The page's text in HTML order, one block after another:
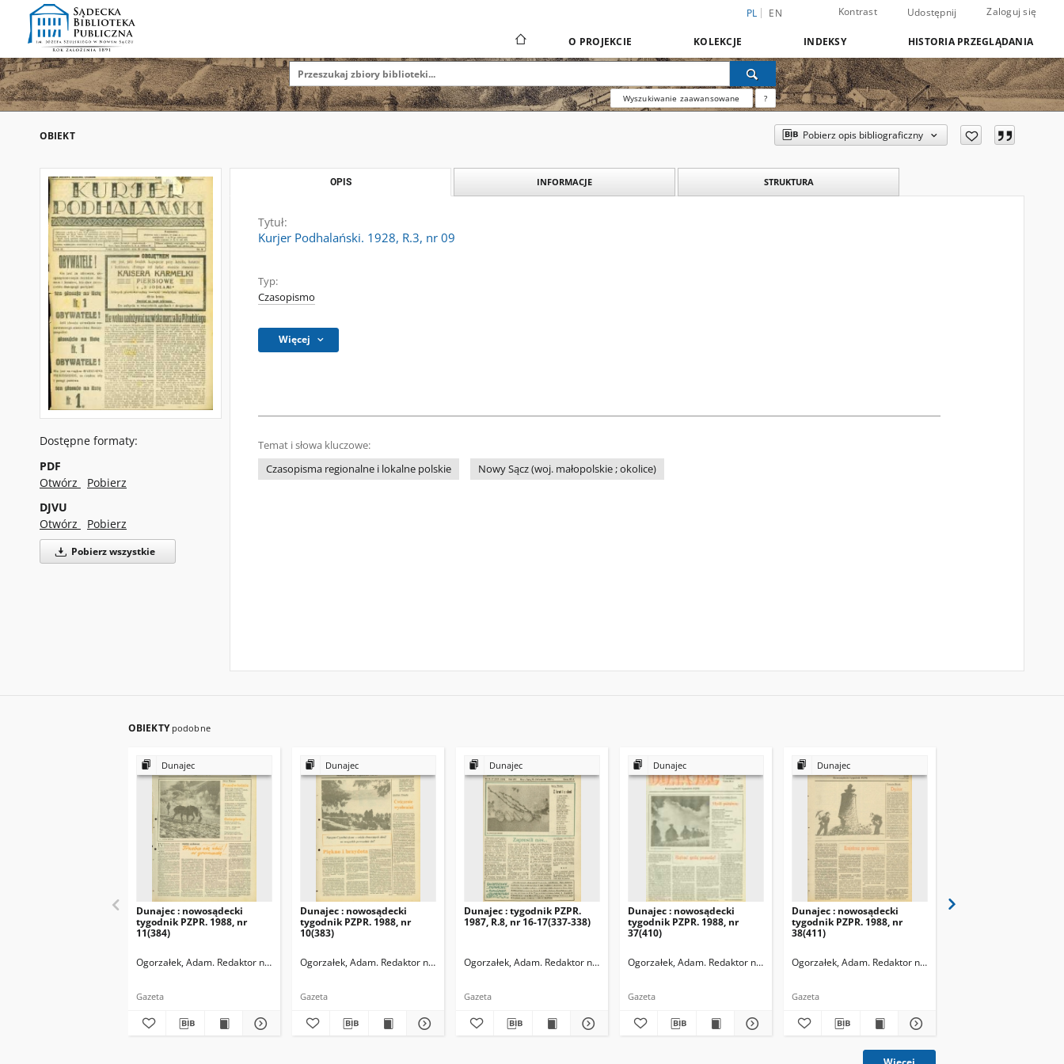
PL EN Kontrast Udostępnij Zaloguj się
O PROJEKCIE KOLEKCJE INDEKSY HISTORIA PRZEGLĄDANIA
Wyszukiwanie zaawansowane ?
OBIEKT Pobierz opis bibliograficzny
Dostępne formaty:
PDF
Otwórz
Pobierz
DJVU
Otwórz
Pobierz
Pobierz wszystkie
OPIS INFORMACJE STRUKTURA
Tytuł:
Kurjer Podhalański. 1928, R.3, nr 09
Typ:
Czasopismo
Więcej
Temat i słowa kluczowe:
Czasopisma regionalne i lokalne polskie
Nowy Sącz (woj. małopolskie ; okolice)
OBIEKTY podobne
Dunajec
Dunajec : nowosądecki
tygodnik PZPR. 1988, nr
11(384)
Ogorzałek, Adam. Redaktor naczelny
Gazeta
Dunajec
Dunajec : nowosądecki
tygodnik PZPR. 1988, nr
10(383)
Ogorzałek, Adam. Redaktor naczelny
Gazeta
Dunajec
Dunajec : tygodnik PZPR.
1987, R.8, nr 16-17(337-338)
Ogorzałek, Adam. Redaktor naczelny
Gazeta
Dunajec
Dunajec : nowosądecki
tygodnik PZPR. 1988, nr
37(410)
Ogorzałek, Adam. Redaktor naczelny
Gazeta
Dunajec
Dunajec : nowosądecki
tygodnik PZPR. 1988, nr
38(411)
Ogorzałek, Adam. Redaktor naczelny
Gazeta